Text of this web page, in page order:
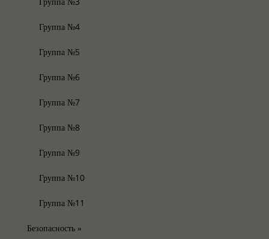
Группа №4
Группа №5
Группа №6
Группа №7
Группа №8
Группа №9
Группа №10
Группа №11
Безопасность»